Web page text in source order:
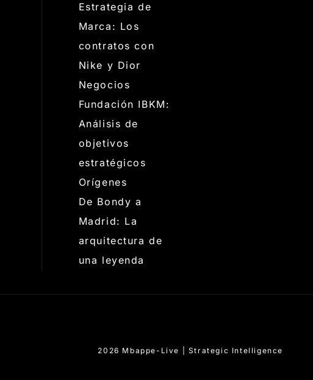
Estrategia de
Marca: Los
contratos con
Nike y Dior
Negocios
Fundación IBKM:
Análisis de
objetivos
estratégicos
Orígenes
De Bondy a
Madrid: La
arquitectura de
una leyenda
2026 Mbappe-Live | Strategic Intelligence